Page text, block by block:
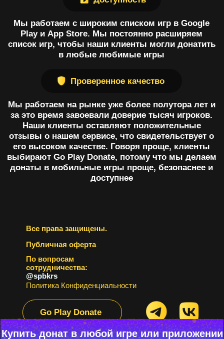
Go Play Donate
Политика Конфиденциальности
@spbkrs